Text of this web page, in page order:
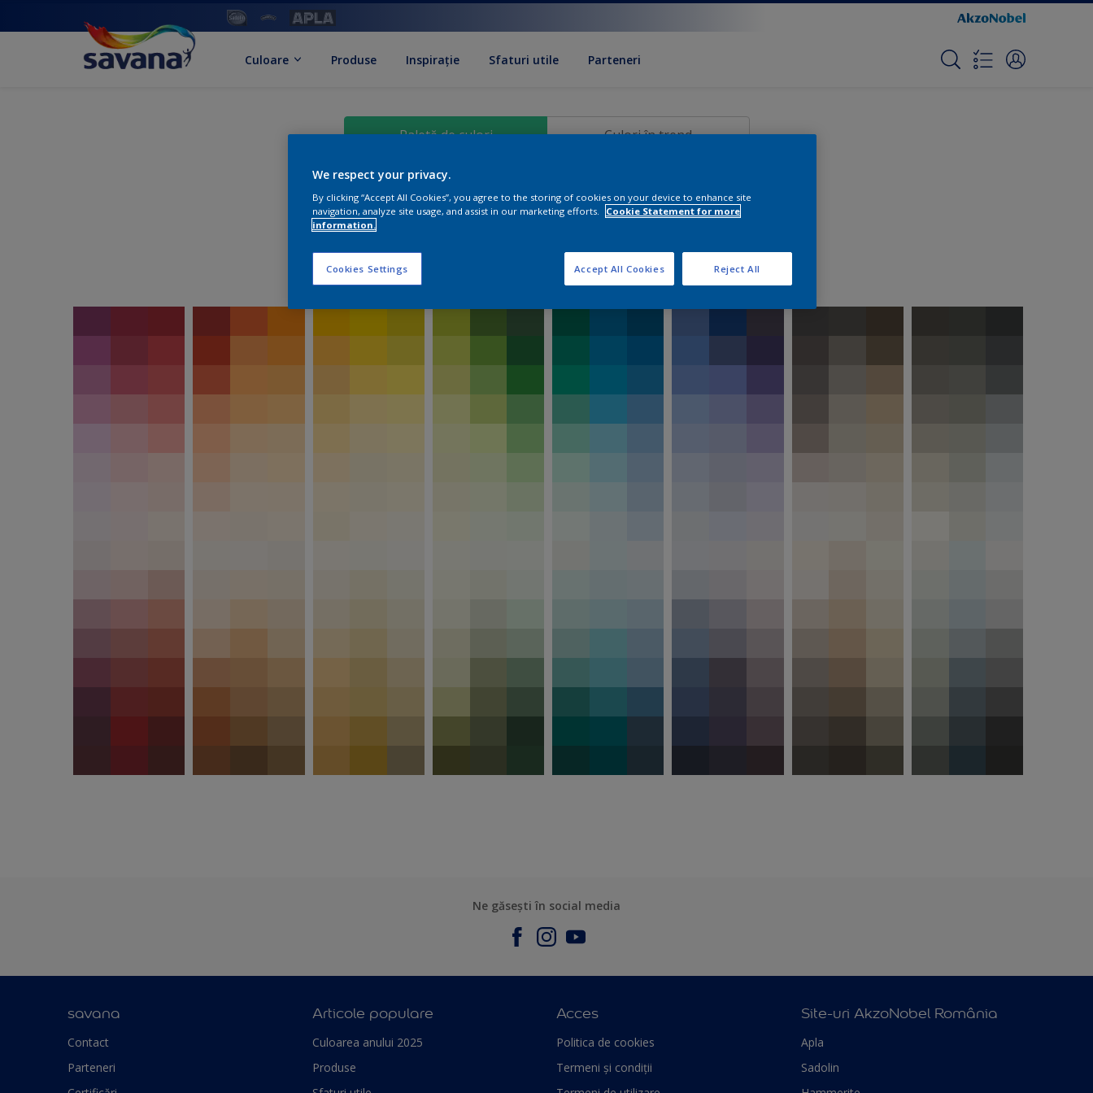
Culoare Produse Inspirație Sfaturi utile Parteneri
Paletă de culori Culori în trend
Paletă de culori
Ne găsești în social media
savana
Contact
Parteneri
Articole populare
Culoarea anului 2025
Produse
Acces
Politica de cookies
Termeni și condiții
Site-uri AkzoNobel România
Apla
Sadolin
We respect your privacy.
By clicking “Accept All Cookies”, you agree to the storing of cookies on your device to enhance site
navigation, analyze site usage, and assist in our marketing efforts.
Cookie Statement for more
information.
Cookies Settings Reject All
Accept All Cookies